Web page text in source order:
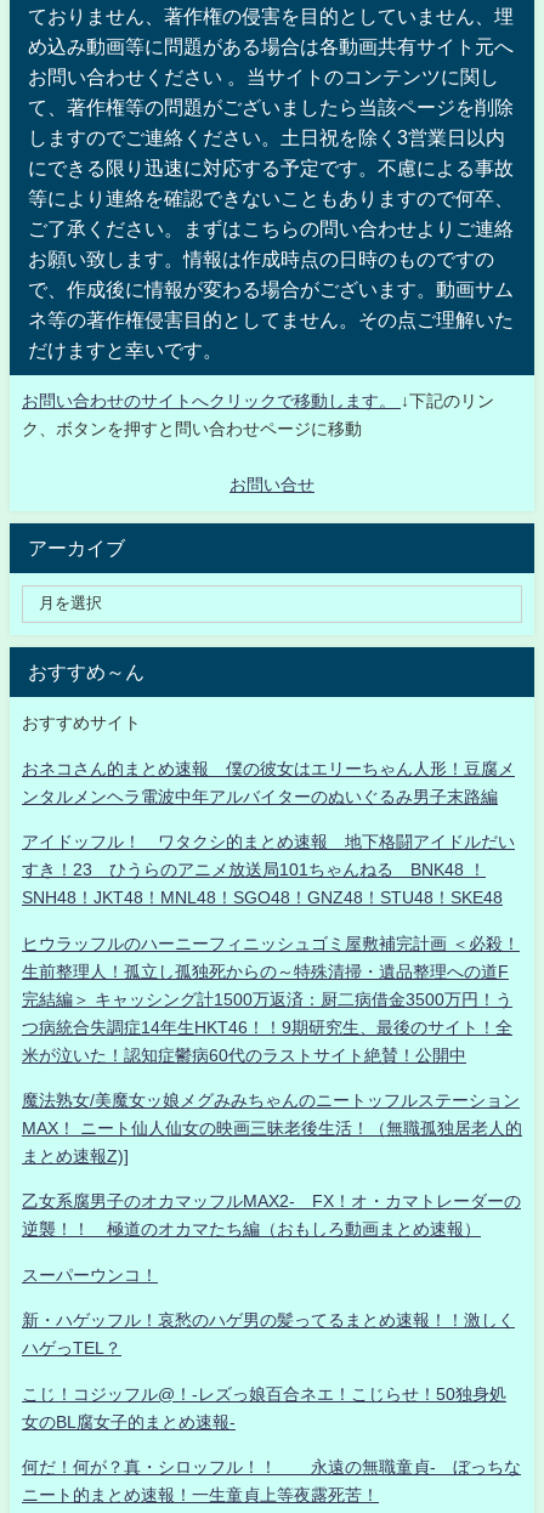
ておりません、著作権の侵害を目的としていません、埋
め込み動画等に問題がある場合は各動画共有サイト元へ
お問い合わせください 。当サイトのコンテンツに関し
て、著作権等の問題がございましたら当該ページを削除
しますのでご連絡ください。土日祝を除く3営業日以内
にできる限り迅速に対応する予定です。不慮による事故
等により連絡を確認できないこともありますので何卒、
ご了承ください。まずはこちらの問い合わせよりご連絡
お願い致します。情報は作成時点の日時のものですの
で、作成後に情報が変わる場合がございます。動画サム
ネ等の著作権侵害目的としてません。その点ご理解いた
だけますと幸いです。
お問い合わせのサイトへクリックで移動します。
↓下記のリン
ク、ボタンを押すと問い合わせページに移動
お問い合せ
アーカイブ
おすすめ～ん
おすすめサイト
おネコさん的まとめ速報 僕の彼女はエリーちゃん人形！豆腐メ
ンタルメンヘラ電波中年アルバイターのぬいぐるみ男子末路編
アイドッフル！ ワタクシ的まとめ速報 地下格闘アイドルだい
すき！23 ひうらのアニメ放送局101ちゃんねる BNK48 ！
SNH48！JKT48！MNL48！SGO48！GNZ48！STU48！SKE48
ヒウラッフルのハーニーフィニッシュゴミ屋敷補完計画 ＜必殺！
生前整理人！孤立し孤独死からの～特殊清掃・遺品整理への道F
完結編＞ キャッシング計1500万返済：厨二病借金3500万円！う
つ病統合失調症14年生HKT46！！9期研究生、最後のサイト！全
米が泣いた！認知症鬱病60代のラストサイト絶賛！公開中
魔法熟女/美魔女ッ娘メグみみちゃんのニートッフルステーション
MAX！ ニート仙人仙女の映画三昧老後生活！（無職孤独居老人的
まとめ速報Z)]
乙女系腐男子のオカマッフルMAX2- FX！オ・カマトレーダーの
逆襲！！ 極道のオカマたち編（おもしろ動画まとめ速報）
スーパーウンコ！
新・ハゲッフル！哀愁のハゲ男の髪ってるまとめ速報！！激しく
ハゲっTEL？
こじ！コジッフル@！-レズっ娘百合ネエ！こじらせ！50独身処
女のBL腐女子的まとめ速報-
何だ！何が？真・シロッフル！！ 永遠の無職童貞- ぼっちな
ニート的まとめ速報！一生童貞上等夜露死苦！